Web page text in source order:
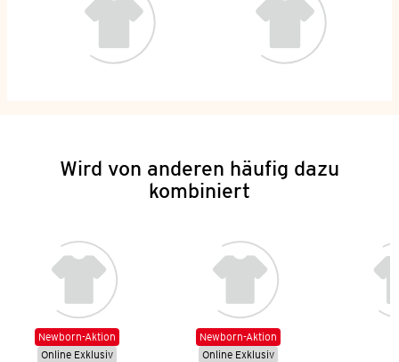
Wird von anderen häufig dazu
kombiniert
Newborn-Aktion
Online Exklusiv
Newborn-Aktion
Online Exklusiv